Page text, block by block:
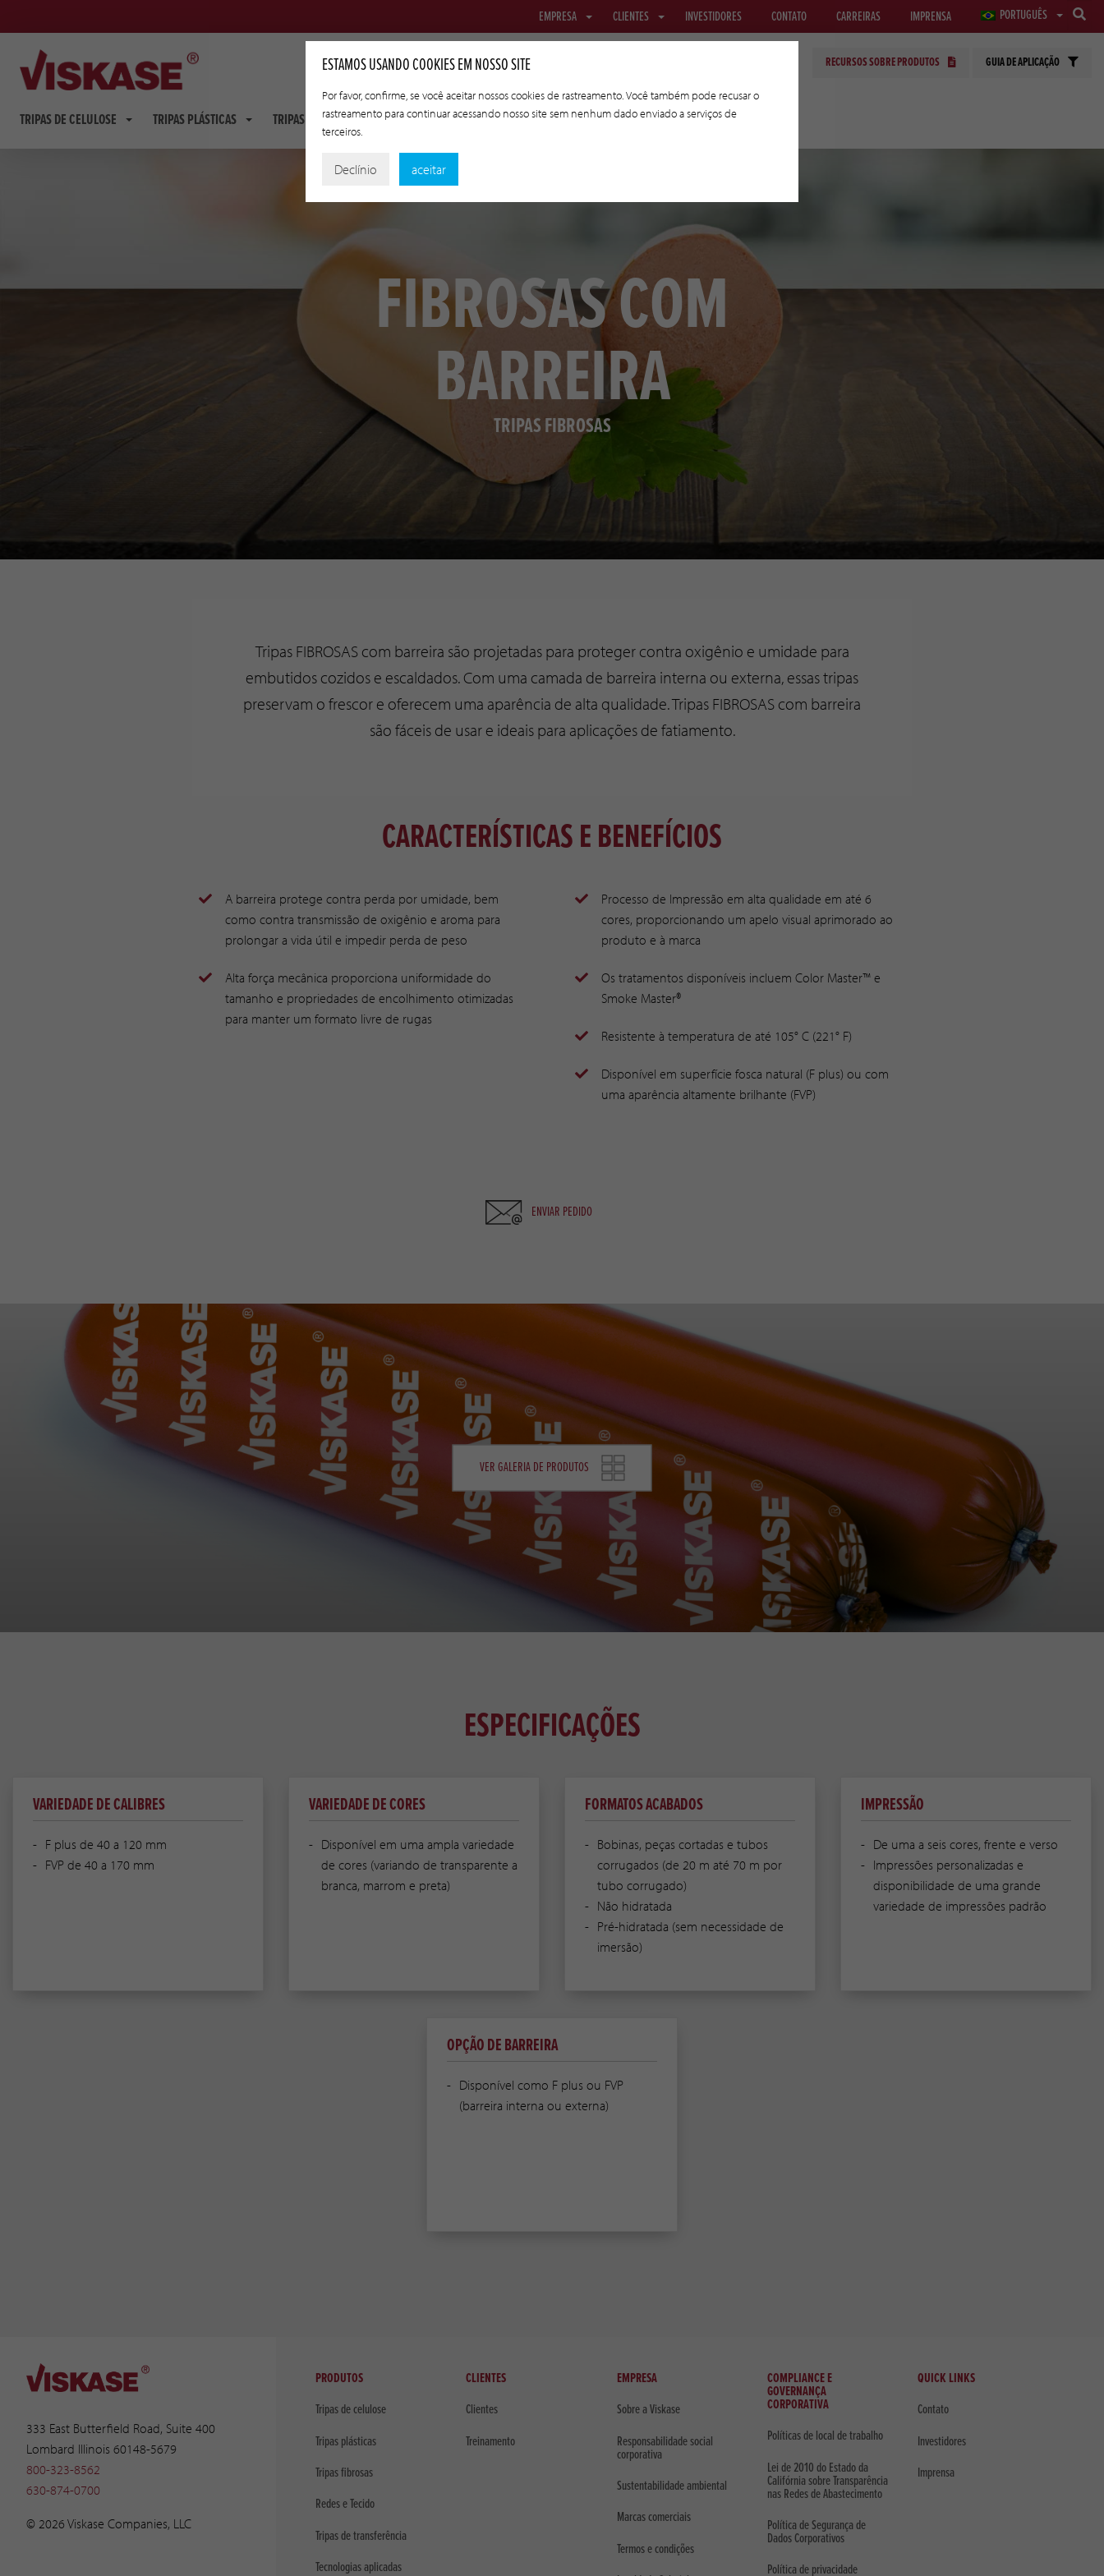
EMPRESA CLIENTES INVESTIDORES CONTATO CARREIRAS IMPRENSA PORTUGUÊS
TRIPAS DE CELULOSE TRIPAS PLÁSTICAS TRIPAS FIBROSAS REDES E TECIDO TRIPAS DE TRANSFERÊNCIA TECNOLOGIAS APLICADAS
RECURSOS SOBRE PRODUTOS GUIA DE APLICAÇÃO
FIBROSAS COM
BARREIRA
TRIPAS FIBROSAS
Tripas FIBROSAS com barreira são projetadas para proteger contra oxigênio e umidade para
embutidos cozidos e escaldados. Com uma camada de barreira interna ou externa, essas tripas
preservam o frescor e oferecem uma aparência de alta qualidade. Tripas FIBROSAS com barreira
são fáceis de usar e ideais para aplicações de fatiamento.
CARACTERÍSTICAS E BENEFÍCIOS
A barreira protege contra perda por umidade, bem
como contra transmissão de oxigênio e aroma para
prolongar a vida útil e impedir perda de peso
Alta força mecânica proporciona uniformidade do
tamanho e propriedades de encolhimento otimizadas
para manter um formato livre de rugas
Processo de Impressão em alta qualidade em até 6
cores, proporcionando um apelo visual aprimorado ao
produto e à marca
Os tratamentos disponíveis incluem Color Master™ e
Smoke Master®
Resistente à temperatura de até 105° C (221° F)
Disponível em superfície fosca natural (F plus) ou com
uma aparência altamente brilhante (FVP)
ENVIAR PEDIDO
VER GALERIA DE PRODUTOS
ESPECIFICAÇÕES
VARIEDADE DE CALIBRES
F plus de 40 a 120 mm
FVP de 40 a 170 mm
VARIEDADE DE CORES
Disponível em uma ampla variedade
de cores (variando de transparente a
branca, marrom e preta)
FORMATOS ACABADOS
Bobinas, peças cortadas e tubos
corrugados (de 20 m até 70 m por
tubo corrugado)
Não hidratada
Pré-hidratada (sem necessidade de
imersão)
IMPRESSÃO
De uma a seis cores, frente e verso
Impressões personalizadas e
disponibilidade de uma grande
variedade de impressões padrão
OPÇÃO DE BARREIRA
Disponível como F plus ou FVP
(barreira interna ou externa)
333 East Butterfield Road, Suite 400
Lombard Illinois 60148-5679
800-323-8562
630-874-0700
© 2026 Viskase Companies, LLC
PRODUTOS
Tripas de celulose
Tripas plásticas
Tripas fibrosas
Redes e Tecido
Tripas de transferência
Tecnologias aplicadas
CLIENTES
Clientes
Treinamento
EMPRESA
Sobre a Viskase
Responsabilidade social
corporativa
Sustentabilidade ambiental
Marcas comerciais
Termos e condições
COMPLIANCE E
GOVERNANÇA
CORPORATIVA
Políticas de local de trabalho
Lei de 2010 do Estado da
Califórnia sobre Transparência
nas Redes de Abastecimento
Política de Segurança de
Dados Corporativos
Política de privacidade
QUICK LINKS
Contato
Investidores
Imprensa
ESTAMOS USANDO COOKIES EM NOSSO SITE
Por favor, confirme, se você aceitar nossos cookies de rastreamento. Você também pode recusar o
rastreamento para continuar acessando nosso site sem nenhum dado enviado a serviços de
terceiros.
Declínio aceitar